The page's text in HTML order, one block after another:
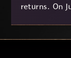
returns. On
key combat
new